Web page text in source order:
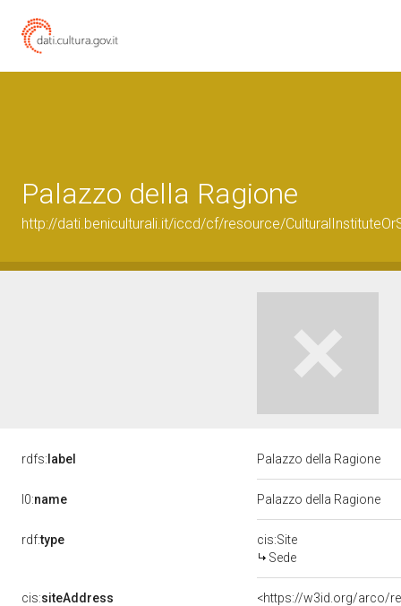
Palazzo della Ragione
http://dati.beniculturali.it/iccd/cf/resource/
rdfs: label Palazzo della Ragione
l0:name Palazzo della Ragione
rdf:type
cis:Site
Sede
cis:siteAddress <https://w3id.org/arco/